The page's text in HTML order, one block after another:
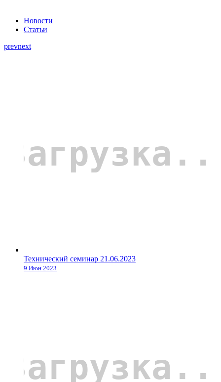
Новости
Статьи
prevnext
Технический семинар 21.06.2023
9 Июн 2023